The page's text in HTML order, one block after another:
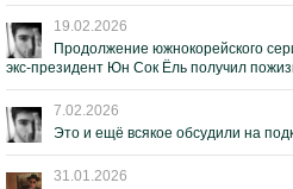
19.02.2026
Продолжение южнокорейского
экс-президент Юн Сок Ёль получил
7.02.2026
Это и ещё всякое обсудили на
31.01.2026